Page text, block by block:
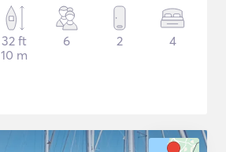
32 ft
10 m
6 2 4